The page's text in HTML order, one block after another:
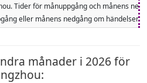
Tider för månuppgång och månens
eller månens nedgång om
månader i 2026 för